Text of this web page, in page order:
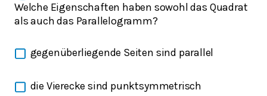
Welche Eigenschaften haben sowohl das Quadrat
als auch das Parallelogramm?
gegenüberliegende Seiten sind parallel
die Vierecke sind punktsymmetrisch